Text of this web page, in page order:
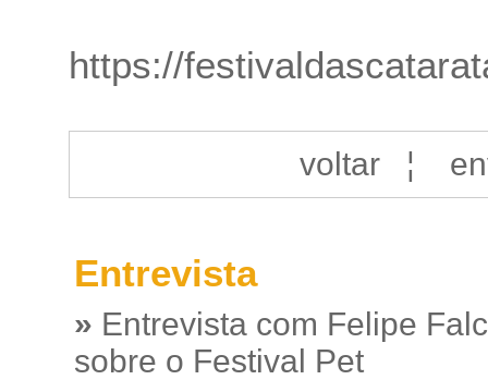
https://
voltar¦
Entrevista
» Entrevista com Felipe
sobre o Festival Pet